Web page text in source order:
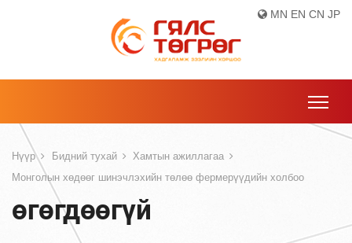
MN EN CN JP
Нүүр Бидний тухай
Хамтын ажиллагаа
Монголын хөдөөг шинэчлэхийн төлөө фермерүүдийн холбоо
өгөгдөөгүй